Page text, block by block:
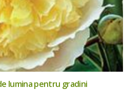
lumina pentru gradini